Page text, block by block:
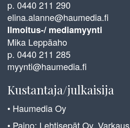
p. 0440 211 290
elina.alanne@haumedia.fi
Ilmoitus-/ mediamyynti
Mika Leppäaho
p. 0440 211 285
myynti@haumedia.fi
Kustantaja/julkaisija
• Haumedia Oy
• Paino: Lehtisepät Oy, Varkaus